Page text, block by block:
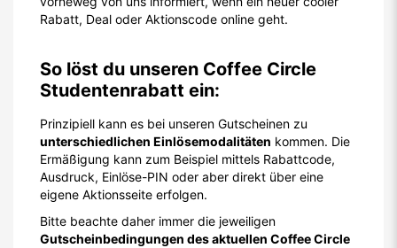
Rabatt, Deal oder Aktionscode online geht.
So löst du unseren Coffee Circle
Studentenrabatt ein:
Prinzipiell kann es bei unseren Gutscheinen zu
unterschiedlichen Einlösemodalitäten kommen. Die
Ermäßigung kann zum Beispiel mittels Rabattcode,
Ausdruck, Einlöse-PIN oder aber direkt über eine
eigene Aktionsseite erfolgen.
Bitte beachte daher immer die jeweiligen
Gutscheinbedingungen des aktuellen Coffee Circle